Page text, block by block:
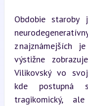
Obdobie staroby
z najznámejších
výstižne
Vilikovský vo
kde postupná
tragikomický,